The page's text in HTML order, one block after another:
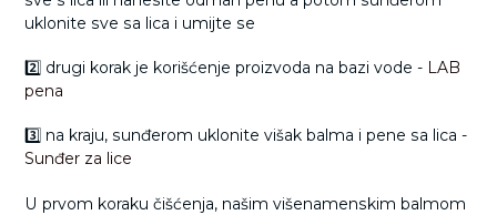
uklonite sve sa lica i umijte se
2️⃣ drugi korak je korišćenje proizvoda na bazi vode - LAB
pena
3️⃣ na kraju, sunđerom uklonite višak balma i pene sa lica -
Sunđer za lice
U prvom koraku čišćenja, našim višenamenskim balmom